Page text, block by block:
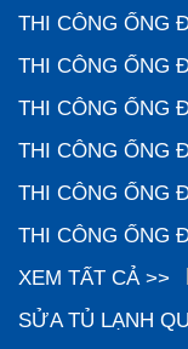
THI CÔNG ỐNG
THI CÔNG ỐNG
THI CÔNG ỐNG
THI CÔNG ỐNG
THI CÔNG ỐNG
THI CÔNG ỐNG
XEM TẤT CẢ >>
SỬA TỦ LẠNH